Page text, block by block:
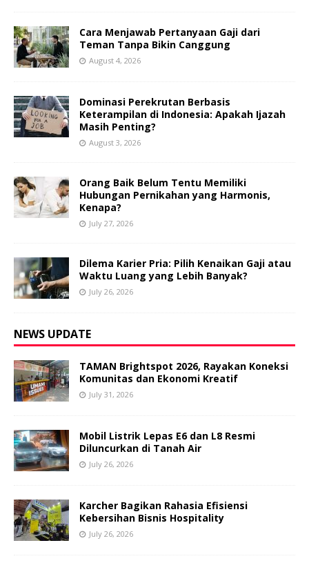
Cara Menjawab Pertanyaan Gaji dari
Teman Tanpa Bikin Canggung
August 4, 2026
Dominasi Perekrutan Berbasis
Keterampilan di Indonesia: Apakah Ijazah
Masih Penting?
August 3, 2026
Orang Baik Belum Tentu Memiliki
Hubungan Pernikahan yang Harmonis,
Kenapa?
July 27, 2026
Dilema Karier Pria: Pilih Kenaikan Gaji atau
Waktu Luang yang Lebih Banyak?
July 26, 2026
NEWS UPDATE
TAMAN Brightspot 2026, Rayakan Koneksi
Komunitas dan Ekonomi Kreatif
July 31, 2026
Mobil Listrik Lepas E6 dan L8 Resmi
Diluncurkan di Tanah Air
July 26, 2026
Karcher Bagikan Rahasia Efisiensi
Kebersihan Bisnis Hospitality
July 26, 2026